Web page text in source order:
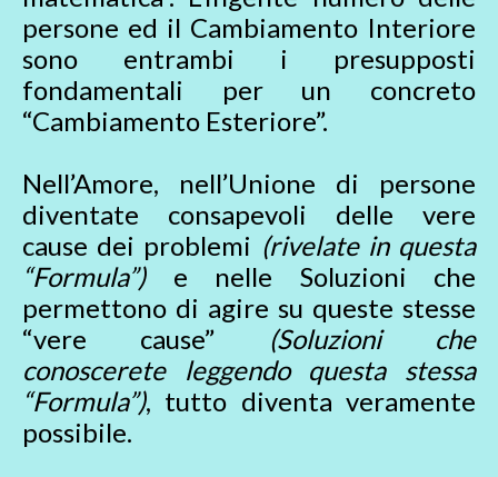
persone ed il Cambiamento Interiore
sono entrambi i presupposti
fondamentali per un concreto
“Cambiamento Esteriore”.
Nell’Amore, nell’Unione di persone
diventate consapevoli delle vere
cause dei problemi (rivelate in questa
“Formula”)e nelle Soluzioni che
permettono di agire su queste stesse
“vere cause” (Soluzioni che
conoscerete leggendo questa stessa
“Formula”), tutto diventa veramente
possibile.